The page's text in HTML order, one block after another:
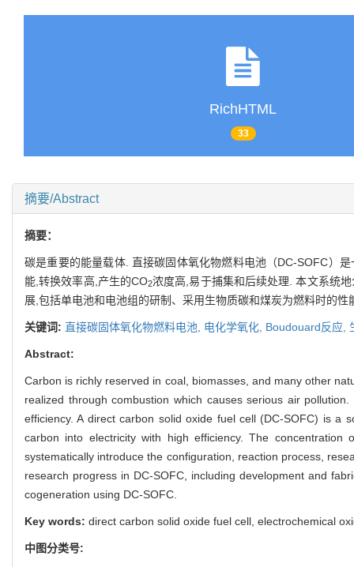
RichHTML
33
摘要/Abstract
摘要：
碳是重要的能量载体. 直接碳固体氧化物燃料电池（DC-SOFC）
能,转换效率高,产生的CO2浓度高,易于捕集和后续处理. 本文系统
展,包括单电池和电池组的研制、采用生物质碳和煤炭为燃料时的
关键词: 直接碳固体氧化物燃料电池, 电化学氧化, Boudouard反应,
Abstract:
Carbon is richly reserved in coal, biomasses, and many other
realized through combustion which causes serious air
efficiency. A direct carbon solid oxide fuel cell (DC-SOFC) is
carbon into electricity with high efficiency. The concentration
systematically introduce the configuration, reaction process,
research progress in DC-SOFC, including development and
cogeneration using DC-SOFC.
Key words: direct carbon solid oxide fuel cell, electrochemical
中图分类号: